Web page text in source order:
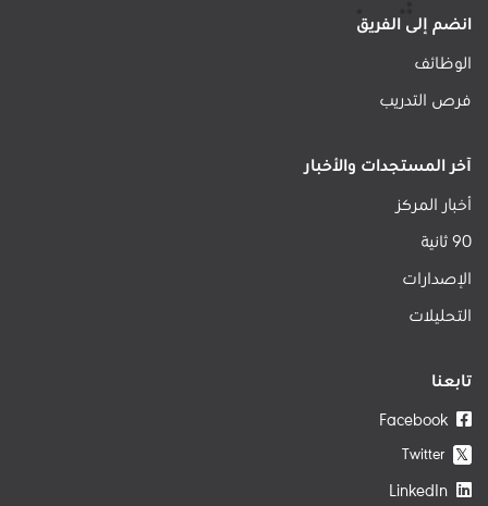
انضم إلى الفريق
الوظائف
فرص التدريب
آخر المستجدات والأخبار
أخبار المركز
90 ثانية
الإصدارات
التحليلات
تابعنا
𝕏
Twitter